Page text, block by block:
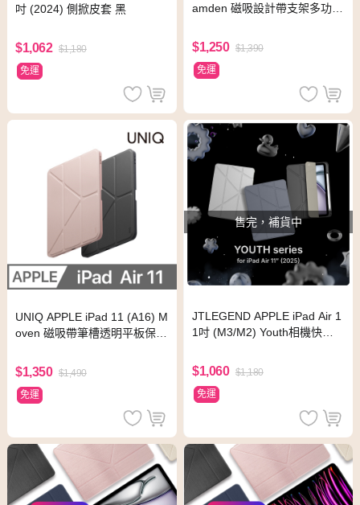
吋 (2024) 側掀皮套 黑
$1,062 $1,180
免運
amden 磁吸設計帶支架多功能
$1,250 $1,390
免運
UNIQ APPLE iPad 11 (A16) M
oven 磁吸帶筆槽透明平板保護
$1,350 $1,490
免運
售完，補貨中
JTLEGEND APPLE iPad Air 1
1吋 (M3/M2) Youth相機快取
曜黑
$1,060 $1,180
免運